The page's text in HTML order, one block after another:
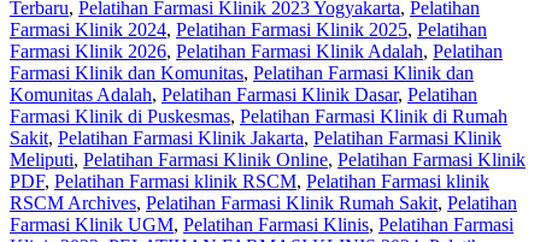
Terbaru, Pelatihan Farmasi Klinik 2023 Yogyakarta, Pelatihan
Farmasi Klinik 2024, Pelatihan Farmasi Klinik 2025, Pelatihan
Farmasi Klinik 2026, Pelatihan Farmasi Klinik Adalah, Pelatihan
Farmasi Klinik dan Komunitas, Pelatihan Farmasi Klinik dan
Komunitas Adalah, Pelatihan Farmasi Klinik Dasar, Pelatihan
Farmasi Klinik di Puskesmas, Pelatihan Farmasi Klinik di Rumah
Sakit, Pelatihan Farmasi Klinik Jakarta, Pelatihan Farmasi Klinik
Meliputi, Pelatihan Farmasi Klinik Online, Pelatihan Farmasi Klinik
PDF, Pelatihan Farmasi klinik RSCM, Pelatihan Farmasi klinik
RSCM Archives, Pelatihan Farmasi Klinik Rumah Sakit, Pelatihan
Farmasi Klinik UGM, Pelatihan Farmasi Klinis, Pelatihan Farmasi